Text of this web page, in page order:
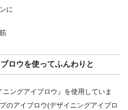
に
ロウを使ってふんわりと
ングアイブロウ』を使用していま
のアイブロウ(デザイニングアイブロ